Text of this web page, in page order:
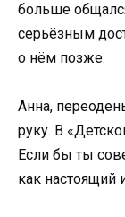
больше
серьёзным
о нём позже.
Анна,
руку. В
Если бы ты
как настоящий